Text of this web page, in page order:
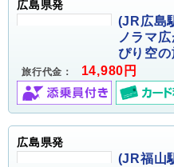
広島県発
(JR広島
ノラマ
ぴり空の
旅行代金： 14,980円
広島県発
(JR福山